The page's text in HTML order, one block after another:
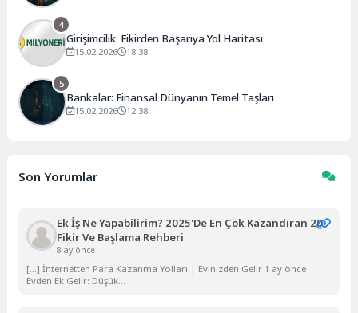
4
Girişimcilik: Fikirden Başarıya Yol Haritası
15.02.2026 18:38
5
Bankalar: Finansal Dünyanın Temel Taşları
15.02.2026 12:38
Son Yorumlar
Ek İş Ne Yapabilirim? 2025'de En Çok Kazandıran 20
Fikir Ve Başlama Rehberi
8 ay önce
[…] İnternetten Para Kazanma Yolları | Evinizden Gelir 1 ay önce
Evden Ek Gelir: Düşük...